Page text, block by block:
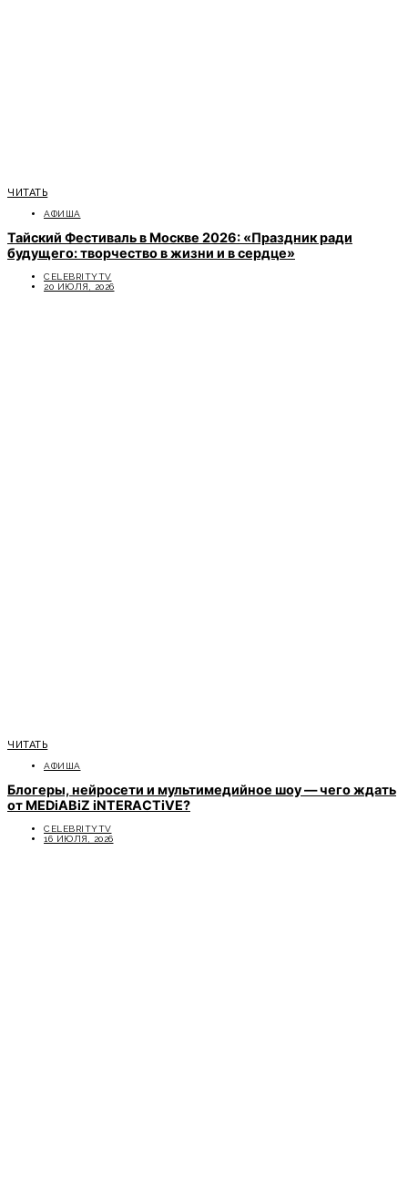
ЧИТАТЬ
АФИША
Тайский Фестиваль в Москве 2026: «Праздник ради
будущего: творчество в жизни и в сердце»
CELEBRITYTV
20 ИЮЛЯ, 2026
ЧИТАТЬ
АФИША
Блогеры, нейросети и мультимедийное шоу — чего ждать
от MEDiABiZ iNTERACTiVE?
CELEBRITYTV
16 ИЮЛЯ, 2026